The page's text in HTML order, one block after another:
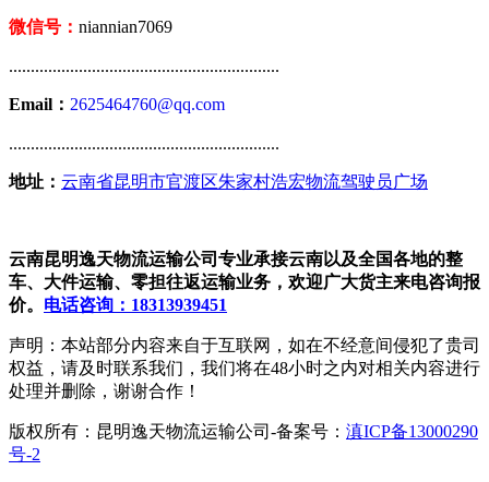
微信号： niannian7069
..............................................................
Email： 2625464760@qq.com
..............................................................
地址： 云南省昆明市官渡区朱家村浩宏物流驾驶员广场
云南昆明逸天物流运输公司专业承接云南以及全国各地的整
车、大件运输、零担往返运输业务，欢迎广大货主来电咨询报
价。 电话咨询：18313939451
声明：本站部分内容来自于互联网，如在不经意间侵犯了贵司
权益，请及时联系我们，我们将在48小时之内对相关内容进行
处理并删除，谢谢合作！
版权所有：昆明逸天物流运输公司-备案号： 滇ICP备13000290
号-2